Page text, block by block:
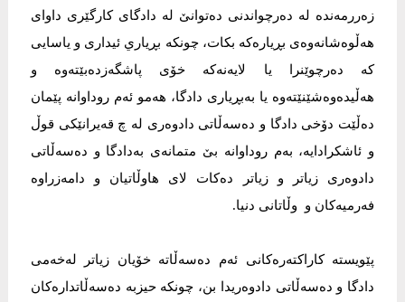
زەررمەندە لە دەرچواندنی دەتوانێ لە دادگای كارگێری داوای
هەڵوەشانەوەی بڕیارەكە بكات، چونکە بڕیاري ئیداری و یاسایی
كە دەرچوێنرا یا لایەنەكە خۆی پاشگەزدەبێتەوە و
هەڵیدەوەشێنێتەوە یا بەبڕیاری دادگا، هەمو ئەم روداوانە پێمان
دەڵێت دۆخی دادگا و دەسەڵاتی دادوەری لە چ قەیرانێكی قوڵ
و ئاشكرادایە، بەم روداوانە بێ متمانەی بەدادگا و دەسەڵاتی
دادوەری زیاتر و زیاتر دەكات لای هاوڵاتیان و دامەزراوە
فەرمیەكان و وڵاتانی دنیا.
پێویستە كاراكتەرەكانی ئەم دەسەڵاتە خۆیان زیاتر لەخەمی
دادگا و دەسەڵاتی دادوەریدا بن، چونکە حیزبە دەسەڵاتدارەکان